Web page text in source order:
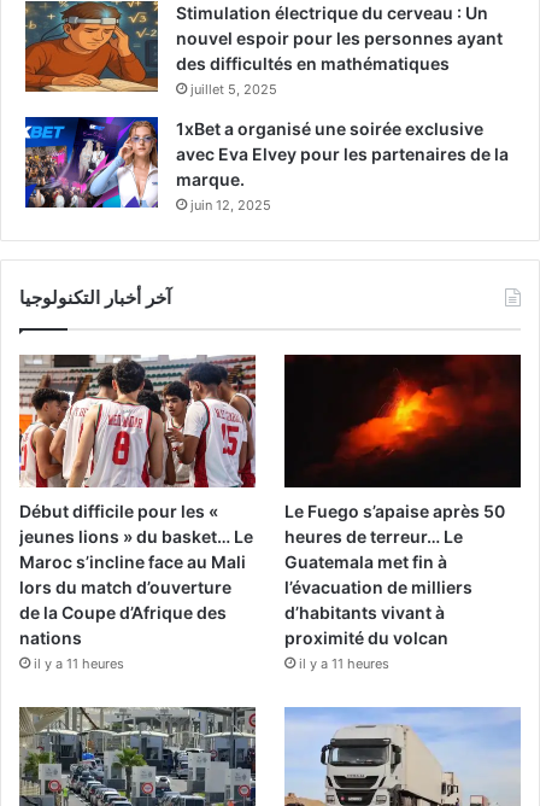
Stimulation électrique du cerveau : Un
nouvel espoir pour les personnes ayant
des difficultés en mathématiques
juillet 5, 2025
1xBet a organisé une soirée exclusive
avec Eva Elvey pour les partenaires de la
marque.
juin 12, 2025
آخر أخبار التكنولوجيا
Début difficile pour les «
jeunes lions » du basket… Le
Maroc s’incline face au Mali
lors du match d’ouverture
de la Coupe d’Afrique des
nations
il y a 11 heures
Le Fuego s’apaise après 50
heures de terreur… Le
Guatemala met fin à
l’évacuation de milliers
d’habitants vivant à
proximité du volcan
il y a 11 heures